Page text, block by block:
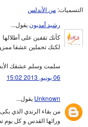
التسميات: من الأندلس
رشيد أمديونيقول...
كأنك تقفين على أطلالها
لكنك تحملين عشقا
سلمت وسلم عشقك
06 يونيو, 2013 15:02
Unknown يقول...
من بقاء الرندي الذي
ورائها القدس و كل يوم